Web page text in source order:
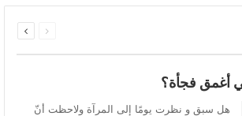
الصفحة
أغمق فجأة؟
هل سبق و نظرت يومًا إلى المرآة ولاحظت أنّ